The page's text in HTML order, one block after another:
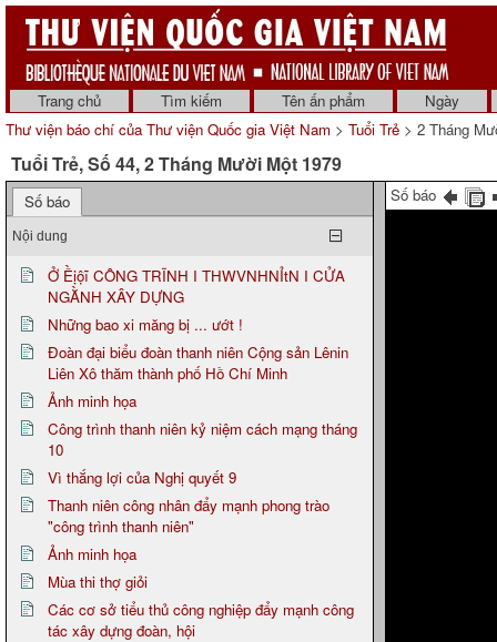
Trang chủ Tìm kiếm Tên ấn phẩm
Ngày
Thư viện báo chí của Thư viện Quốc gia Việt Nam > Tuổi Trẻ > 2 Tháng
Tuổi Trẻ, Số 44, 2 Tháng Mười Một 1979
Số báo
Nội dung
Ở Ềịộĩ CÔNG TRĨNH I THWVNHNỈtN I CỬA
NGẰNH XÂY DỰNG
Những bao xi măng bị ... ướt !
Đoàn đại biểu đoàn thanh niên Cộng sản Lênin
Liên Xô thăm thành phố Hồ Chí Minh
Ảnh minh họa
Công trình thanh niên kỷ niệm cách mạng tháng
10
Vì thắng lợi của Nghị quyết 9
Thanh niên công nhân đẩy mạnh phong trào
"công trình thanh niên"
Ảnh minh họa
Mùa thi thợ giỏi
Các cơ sở tiểu thủ công nghiệp đẩy mạnh công
tác xây dựng đoàn, hội
Số báo